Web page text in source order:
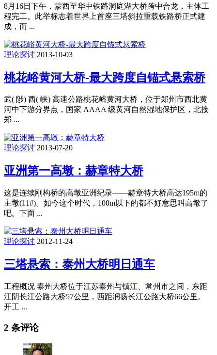
8月16日下午，蒙西至华中铁路洞庭湖大桥跨中合龙，主体工
程完工。此举标志着世界上首座三塔斜拉重载铁路桥正式建
成，而 ...
理论探讨 2013-10-03
桃花峪黄河大桥-最大跨度自锚式悬索桥
武( 陟) 西( 峡) 高速公路桃花峪黄河大桥，位于郑州市西北黄
河中下游分界点，国家 AAAA 级黄河自然湿地保护区，北接
郑 ...
理论探讨 2013-07-20
亚洲第一高墩：赫章特大桥
这是连续刚构桥的高墩亚洲纪录——赫章特大桥高达195m的
主墩(11#)。如今这个时代，100m以下的都不好意思叫高墩了
吧。下面 ...
理论探讨 2012-11-24
三塔悬索：泰州大桥明日通车
工程概况 泰州大桥位于江苏泰州与镇江、常州市之间，东距
江阴长江公路大桥57公里，西距润扬长江公路大桥66公里。
开工 ...
2 条评论